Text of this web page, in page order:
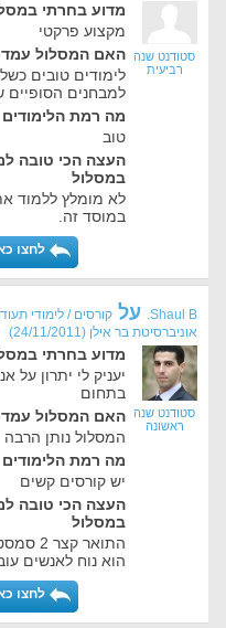
סטודנט שנה
רביעית
מדוע בחרתי
מקצוע פרקטי
האם המסלול עמד
לימודים טובים
למבחנים הסופיים
מה רמת הלימודים
טוב
העצה הכי טובה
במסלול
לא מומלץ ללמוד
במוסד זה.
לחצו
Shaul B. על קורסים / לימודי
אוניברסיטת בר אילן (
24/11/2011
)
סטודנט שנה
ראשונה
מדוע בחרתי
יעניק לי יתרון על
בתחום
האם המסלול עמד
המסלול נותן הרבה
מה רמת הלימודים
יש קורסים קשים
העצה הכי טובה
במסלול
התואר
הוא נוח לאנשים
לחצו